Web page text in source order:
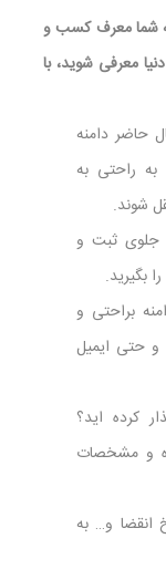
شما معرف کسب و
معرفی شوید، با
حاضر دامنه
راحتی به
شوند.
جلوی ثبت و
بگیرید.
براحتی و
و حتی ایمیل
کرده اید؟
و مشخصات
انقضا و… به